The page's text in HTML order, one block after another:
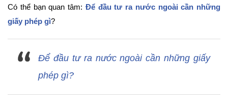
Có thể bạn quan tâm: Để đầu tư ra nước ngoài cần những
giấy phép gì?
Để đầu tư ra nước ngoài cần những giấy
phép gì?